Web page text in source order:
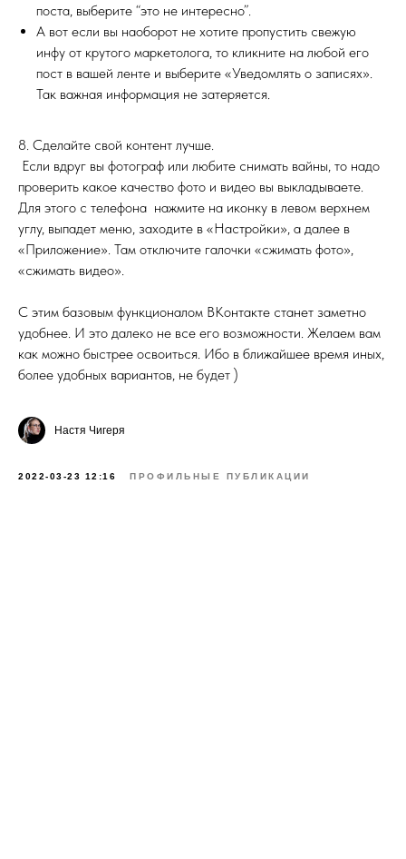
поста, выберите “это не интересно”.
А вот если вы наоборот не хотите пропустить свежую
инфу от крутого маркетолога, то кликните на любой его
пост в вашей ленте и выберите «Уведомлять о записях».
Так важная информация не затеряется.
8. Сделайте свой контент лучше.
Если вдруг вы фотограф или любите снимать вайны, то надо
проверить какое качество фото и видео вы выкладываете.
Для этого с телефона нажмите на иконку в левом верхнем
углу, выпадет меню, заходите в «Настройки», а далее в
«Приложение». Там отключите галочки «сжимать фото»,
«сжимать видео».
С этим базовым функционалом ВКонтакте станет заметно
удобнее. И это далеко не все его возможности. Желаем вам
как можно быстрее освоиться. Ибо в ближайшее время иных,
более удобных вариантов, не будет )
Настя Чигеря
2022-03-23 12:16 ПРОФИЛЬНЫЕ ПУБЛИКАЦИИ